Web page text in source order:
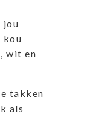
jou
kou
wit en
takken
als